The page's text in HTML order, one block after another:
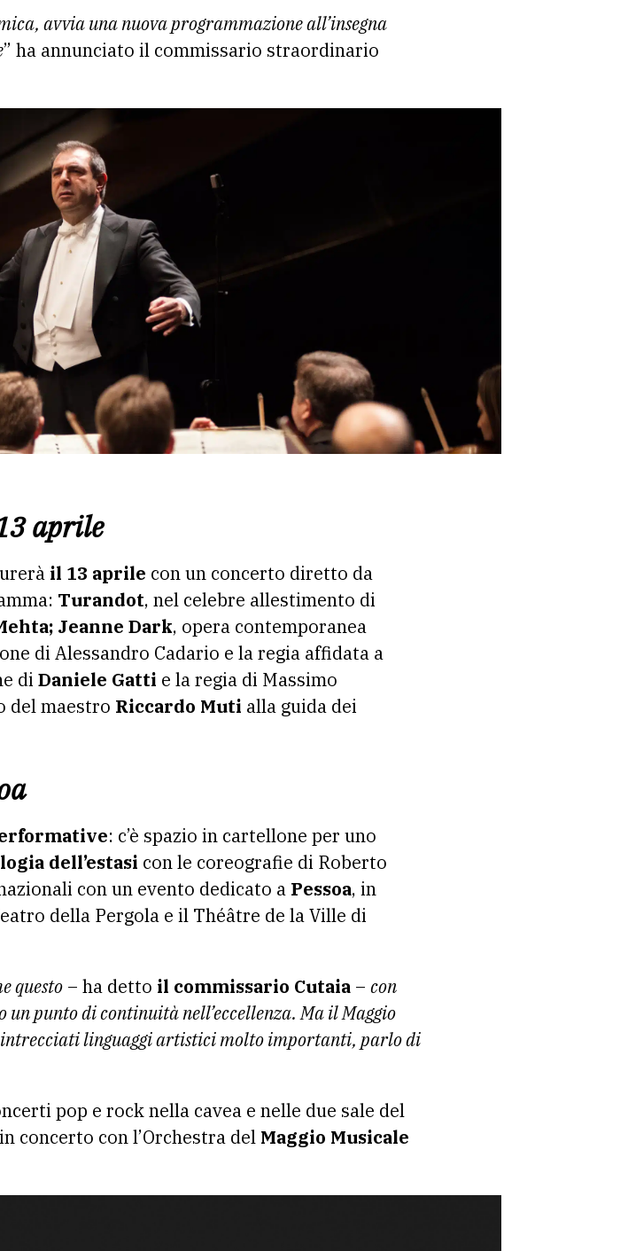
avvia una nuova programmazione all’insegna
” ha annunciato il commissario straordinario
aprile
il 13 aprile con un concerto diretto da
Turandot, nel celebre allestimento di
Jeanne Dark, opera contemporanea
di Alessandro Cadario e la regia affidata a
di Daniele Gatti e la regia di Massimo
del maestro Riccardo Muti alla guida dei
: c’è spazio in cartellone per uno
dell’estasi con le coreografie di Roberto
con un evento dedicato a Pessoa, in
della Pergola e il Théâtre de la Ville di
questo – ha detto il commissario Cutaia – con
punto di continuità nell’eccellenza. Ma il Maggio
intrecciati linguaggi artistici molto importanti, parlo di
pop e rock nella cavea e nelle due sale del
in concerto con l’Orchestra del Maggio Musicale